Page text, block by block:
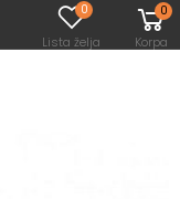
0
Lista želja
0
Korpa